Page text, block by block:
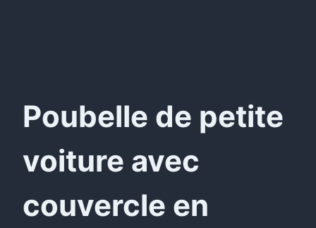
Poubelle de petite
voiture avec
couvercle en